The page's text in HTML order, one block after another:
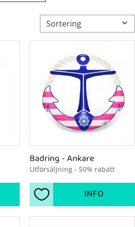
Välj sortering
Badring - Ankare
Utförsäljning - 50% rabatt
Lägg till i favoriter
INFO